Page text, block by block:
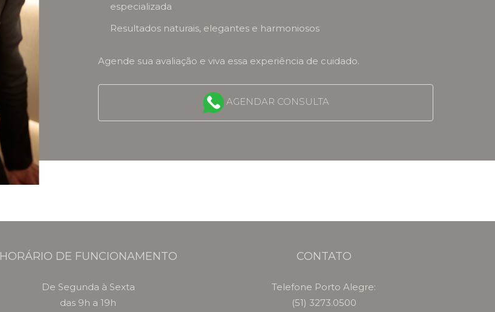
especializada
Resultados naturais, elegantes e harmoniosos
Agende sua avaliação e viva essa experiência de cuidado.
AGENDAR CONSULTA
HORÁRIO DE FUNCIONAMENTO
De Segunda à Sexta
das 9h a 19h
CONTATO
Telefone Porto Alegre:
(51) 3273.0500